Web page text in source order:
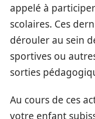
appelé à
scolaires. Ces
dérouler au sein
sportives ou
sorties
Au cours de ces
votre enfant